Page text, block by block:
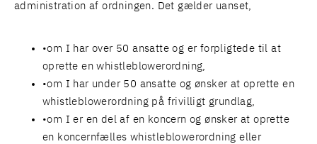
administration af ordningen. Det gælder uanset,
om I har over 50 ansatte og er forpligtede til at
oprette en whistleblowerordning,
om I har under 50 ansatte og ønsker at oprette en
whistleblowerordning på frivilligt grundlag,
om I er en del af en koncern og ønsker at oprette
en koncernfælles whistleblowerordning eller